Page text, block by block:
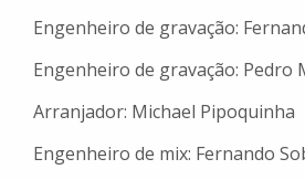
Engenheiro de gravação:
Engenheiro de gravação: Pedro
Arranjador: Michael Pipoquinha
Engenheiro de mix: Fernando